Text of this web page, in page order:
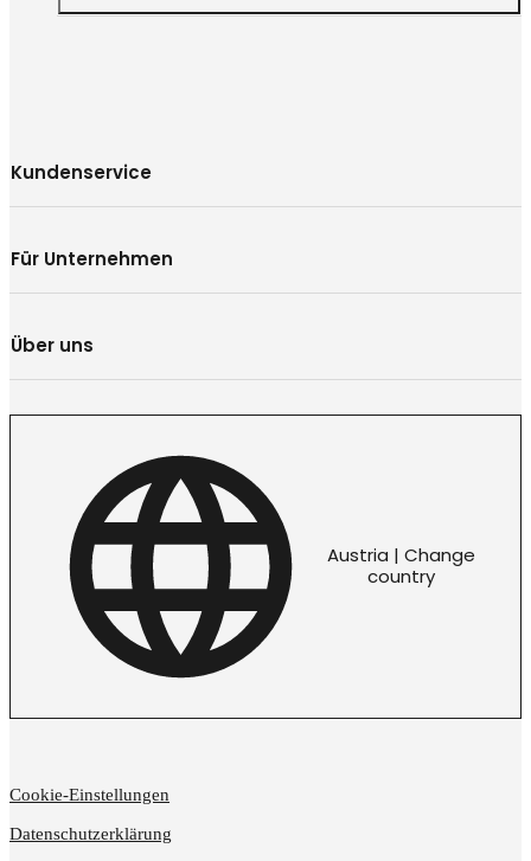
Kundenservice
Für Unternehmen
Über uns
Austria | Change
country
Cookie-Einstellungen
Datenschutzerklärung